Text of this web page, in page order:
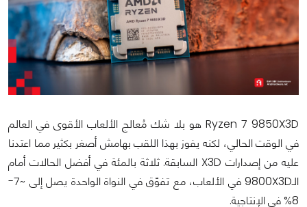
Ryzen 7 9850X3D هو بلا شك مُعالج الألعاب الأقوى في العالم
في الوقت الحالي، لكنه يفوز بهذا اللقب بهامش أصغر بكثير مما اعتدنا
عليه من إصدارات X3D السابقة. ثلاثة بالمئة في أفضل الحالات أمام
الـ9800X3D في الألعاب، مع تفوّق في النواة الواحدة يصل إلى ~7-
8% في الإنتاجية.